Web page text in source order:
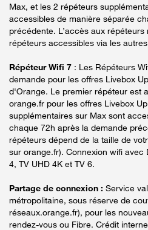
Max, et les 2 répéteurs
accessibles de manière séparée
précédente. L’accès aux
répéteurs accessibles via les
Répéteur Wifi 7 : Les Répéteurs
demande pour les offres Livebox
d'Orange. Le premier répéteur est
orange.fr pour les offres Livebox
supplémentaires sur Max sont
chaque 72h après la demande
répéteurs dépend de la taille de
sur orange.fr). Connexion wifi avec
4, TV UHD 4K et TV 6.
Partage de connexion : Service
métropolitaine, sous réserve de
réseaux.orange.fr), pour les
rendez-vous ou Fibre. Crédit